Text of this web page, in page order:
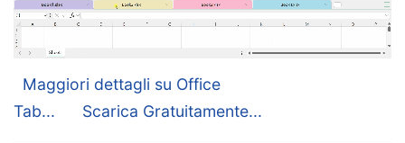
Maggiori dettagli su Office
Tab...
Scarica Gratuitamente...